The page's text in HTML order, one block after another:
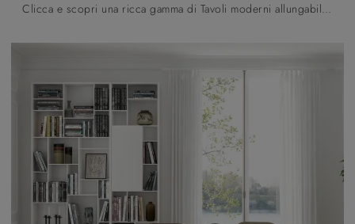
Clicca e scopri una ricca gamma di Tavoli moderni allungabili da cucina! Il modello Otello Angoli Raggiati di Pointhouse ti sta aspettando.